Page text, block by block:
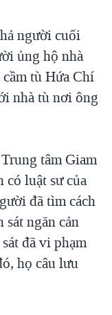
NAM
SÂM
người cuối
ủng hộ nhà
tù Hứa Chí
nhà tù nơi ông
tâm Giam
có luật sư của
đã tìm cách
ngăn cản
đã vi phạm
họ câu lưu